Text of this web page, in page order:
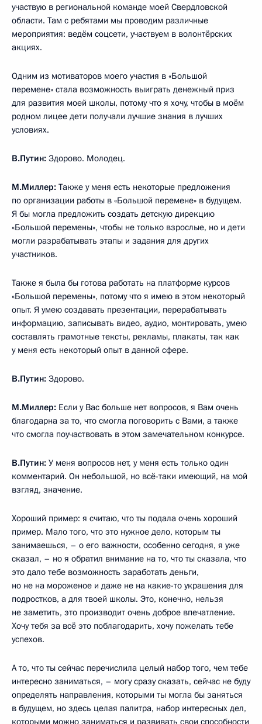
участвую в региональной команде моей Свердловской
области. Там с ребятами мы проводим различные
мероприятия: ведём соцсети, участвуем в волонтёрских
акциях.
Одним из мотиваторов моего участия в «Большой
перемене» стала возможность выиграть денежный приз
для развития моей школы, потому что я хочу, чтобы в моём
родном лицее дети получали лучшие знания в лучших
условиях.
В.Путин: Здорово. Молодец.
М.Миллер: Также у меня есть некоторые предложения
по организации работы в «Большой перемене» в будущем.
Я бы могла предложить создать детскую дирекцию
«Большой перемены», чтобы не только взрослые, но и дети
могли разрабатывать этапы и задания для других
участников.
Также я была бы готова работать на платформе курсов
«Большой перемены», потому что я имею в этом некоторый
опыт. Я умею создавать презентации, перерабатывать
информацию, записывать видео, аудио, монтировать, умею
составлять грамотные тексты, рекламы, плакаты, так как
у меня есть некоторый опыт в данной сфере.
В.Путин: Здорово.
М.Миллер: Если у Вас больше нет вопросов, я Вам очень
благодарна за то, что смогла поговорить с Вами, а также
что смогла поучаствовать в этом замечательном конкурсе.
В.Путин: У меня вопросов нет, у меня есть только один
комментарий. Он небольшой, но всё-таки имеющий, на мой
взгляд, значение.
Хороший пример: я считаю, что ты подала очень хороший
пример. Мало того, что это нужное дело, которым ты
занимаешься, – о его важности, особенно сегодня, я уже
сказал, – но я обратил внимание на то, что ты сказала, что
это дало тебе возможность заработать деньги,
но не на мороженое и даже не на какие-то украшения для
подростков, а для твоей школы. Это, конечно, нельзя
не заметить, это производит очень доброе впечатление.
Хочу тебя за всё это поблагодарить, хочу пожелать тебе
успехов.
А то, что ты сейчас перечислила целый набор того, чем тебе
интересно заниматься, – могу сразу сказать, сейчас не буду
определять направления, которыми ты могла бы заняться
в будущем, но здесь целая палитра, набор интересных дел,
которыми можно заниматься и развивать свои способности